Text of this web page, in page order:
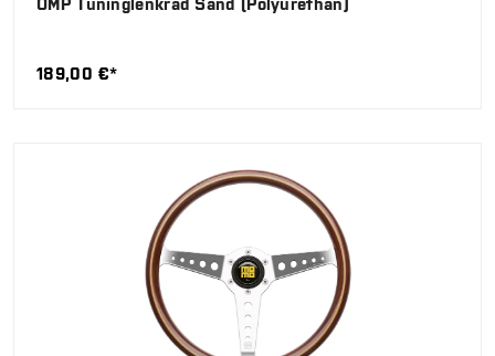
OMP Tuninglenkrad Sand (Polyurethan)
189,00 €*